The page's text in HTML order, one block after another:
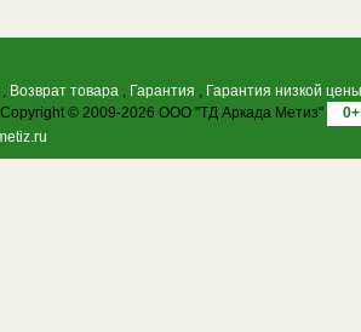
, Возврат товара , Гарантия , Гарантия низкой цены
© 2009-2026 ООО "ТД Аркада Метиз"
0+